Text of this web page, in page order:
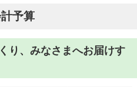
予算
り、みなさまへお届けす